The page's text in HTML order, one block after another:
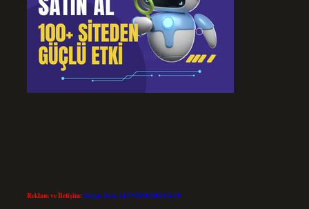
Reklam ve İletişim:Skype: live:.cid.575569c608265c69